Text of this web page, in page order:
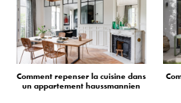
Comment repenser la cuisine dans
un appartement haussmannien